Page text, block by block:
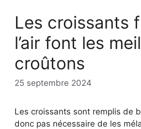
Les croissants
l’air font les
croûtons
25 septembre 2024
Les croissants sont remplis de
donc pas nécessaire de les